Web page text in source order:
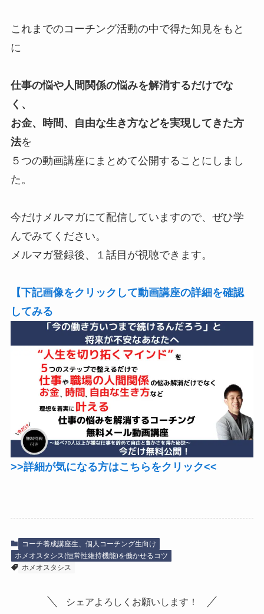
これまでのコーチング活動の中で得た知見をもと
に
仕事の悩や人間関係の悩みを解消するだけでな
く、
お金、時間、自由な生き方などを実現してきた方
法を
５つの動画講座にまとめて公開することにしまし
た。
今だけメルマガにて配信していますので、ぜひ学
んでみてください。
メルマガ登録後、１話目が視聴できます。
【下記画像をクリックして動画講座の詳細を確認
してみる
>>詳細が気になる方はこちらをクリック<<
コーチ養成講座生、個人コーチング生向け
ホメオスタシス(恒常性維持機能)を働かせるコツ
ホメオスタシス
シェアよろしくお願いします！